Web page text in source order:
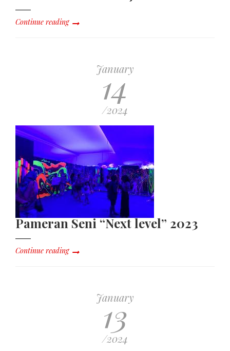
Continue reading
January
14
/2024
Pameran Seni “Next level” 2023
Continue reading
January
13
/2024